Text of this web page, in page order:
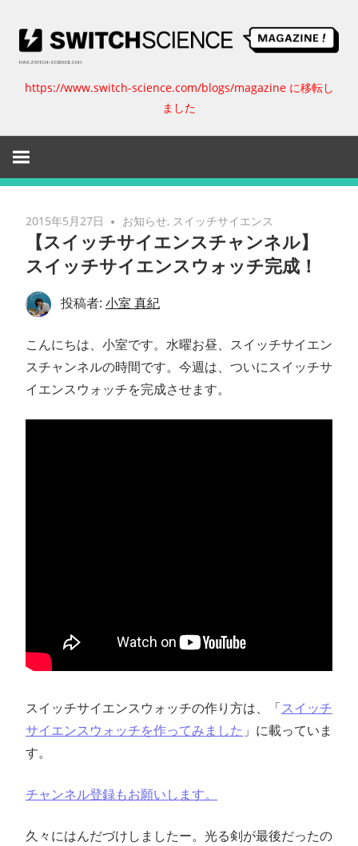
ッ
ス
イ
ッ
チ
サ
エ
ン
ス
https://www.switch-science.com/blogs/magazine に移転し
ました
2015年5月27日 お知らせ, スイッチサイエンス
【スイッチサイエンスチャンネル】
スイッチサイエンスウォッチ完成！
投稿者: 小室 真紀
こんにちは、小室です。水曜お昼、スイッチサイエン
スチャンネルの時間です。今週は、ついにスイッチサ
イエンスウォッチを完成させます。
スイッチサイエンスウォッチの作り方は、「スイッチ
サイエンスウォッチを作ってみました 」に載っていま
す。
チャンネル登録もお願いします。
久々にはんだづけしましたー。光る剣が最後だったの